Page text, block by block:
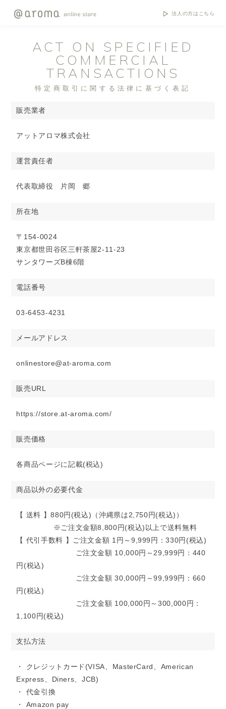
法人の方はこちら
ACT ON SPECIFIED
COMMERCIAL
TRANSACTIONS
特定商取引に関する法律に基づく表記
販売業者
アットアロマ株式会社
運営責任者
代表取締役 片岡 郷
所在地
〒154-0024
東京都世田谷区三軒茶屋2-11-23
サンタワーズB棟6階
電話番号
03-6453-4231
メールアドレス
onlinestore@at-aroma.com
販売URL
https://store.at-aroma.com/
販売価格
各商品ページに記載(税込)
商品以外の必要代金
【 送料 】880円(税込)（沖縄県は2,750円(税込)）
※ご注文金額8,800円(税込)以上で送料無料
【 代引手数料 】ご注文金額 1円～9,999円：330円(税込)
ご注文金額 10,000円～29,999円：440
円(税込)
ご注文金額 30,000円～99,999円：660
円(税込)
ご注文金額 100,000円～300,000円：
1,100円(税込)
支払方法
・ クレジットカード(VISA、MasterCard、American
Express、Diners、JCB)
・ 代金引換
・ Amazon pay